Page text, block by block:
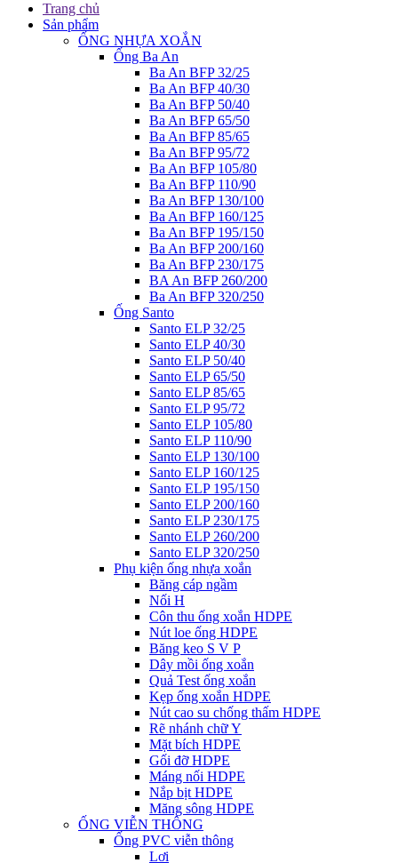
Trang chủ
Sản phẩm
ỐNG NHỰA XOẮN
Ống Ba An
Ba An BFP 32/25
Ba An BFP 40/30
Ba An BFP 50/40
Ba An BFP 65/50
Ba An BFP 85/65
Ba An BFP 95/72
Ba An BFP 105/80
Ba An BFP 110/90
Ba An BFP 130/100
Ba An BFP 160/125
Ba An BFP 195/150
Ba An BFP 200/160
Ba An BFP 230/175
BA An BFP 260/200
Ba An BFP 320/250
Ống Santo
Santo ELP 32/25
Santo ELP 40/30
Santo ELP 50/40
Santo ELP 65/50
Santo ELP 85/65
Santo ELP 95/72
Santo ELP 105/80
Santo ELP 110/90
Santo ELP 130/100
Santo ELP 160/125
Santo ELP 195/150
Santo ELP 200/160
Santo ELP 230/175
Santo ELP 260/200
Santo ELP 320/250
Phụ kiện ống nhựa xoắn
Băng cáp ngầm
Nối H
Côn thu ống xoắn HDPE
Nút loe ống HDPE
Băng keo S V P
Dây mồi ống xoắn
Quả Test ống xoắn
Kẹp ống xoắn HDPE
Nút cao su chống thấm HDPE
Rẽ nhánh chữ Y
Mặt bích HDPE
Gối đỡ HDPE
Máng nối HDPE
Nắp bịt HDPE
Măng sông HDPE
ỐNG VIỄN THÔNG
Ống PVC viễn thông
Lơi